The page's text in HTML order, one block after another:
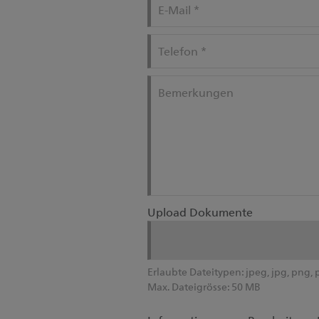
E-Mail *
Telefon *
Bemerkungen
Upload Dokumente
Erlaubte Dateitypen: jpeg, jpg, png,
Max. Dateigrösse: 50 MB